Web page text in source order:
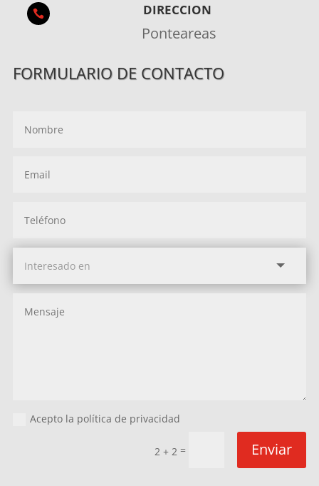
 DIRECCION
Ponteareas
FORMULARIO DE CONTACTO
Acepto la política de privacidad
2 + 2 = Enviar